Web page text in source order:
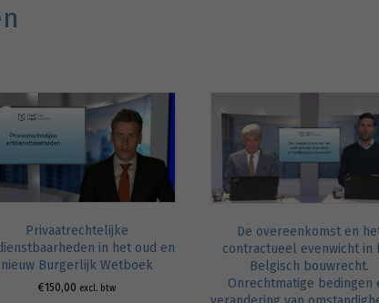
Privaatrechtelijke
in het oud en
nieuw Burgerlijk Wetboek
€150,00 excl. btw
De overeenkomst en
contractueel evenwicht in
Belgisch bouwrecht.
Onrechtmatige bedingen